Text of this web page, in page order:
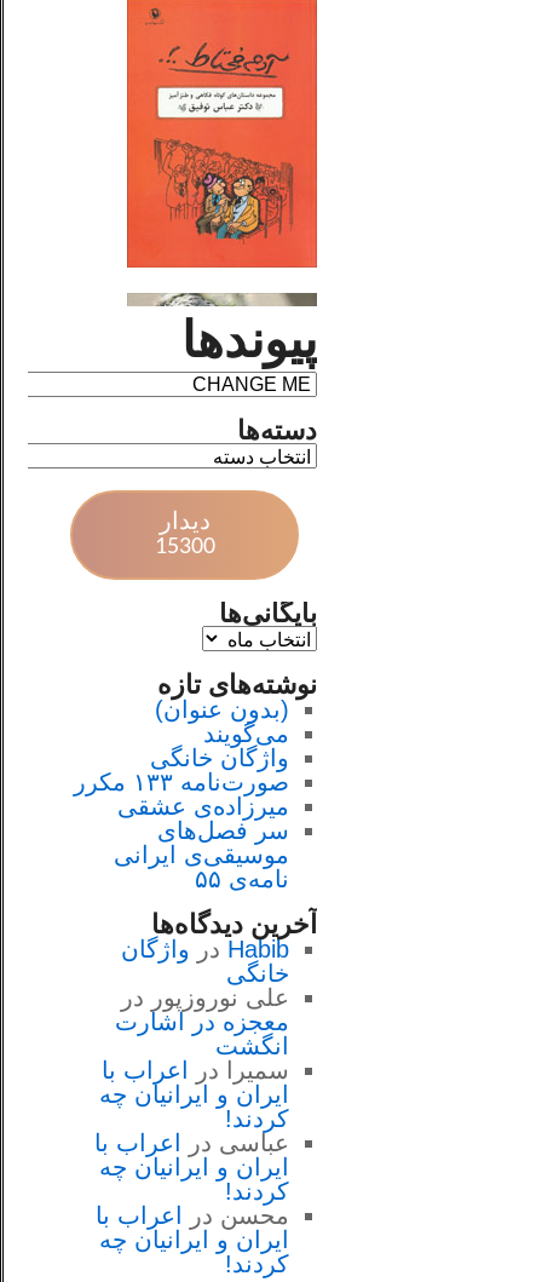
پیوندها
دسته‌ها
دیدار
15300
بایگانی‌ها
نوشته‌های تازه
(بدون عنوان)
می‌گویند
واژگان خانگی
صورت‌نامه ۱۳۳ مکرر
میرزاده‌ی عشقی
سر فصل‌هاى
موسيقى‌ی ايرانى
نامه‌ی ۵۵
آخرین دیدگاه‌ها
Habib در واژگان
خانگی
علی نوروزپور در
معجزه در اشارت
انگشت
سمیرا
در
اعراب با
ايران و ايرانيان چه
كردند!
عباسی در
اعراب با
ايران و ايرانيان چه
كردند!
محسن در
اعراب با
ايران و ايرانيان چه
كردند!